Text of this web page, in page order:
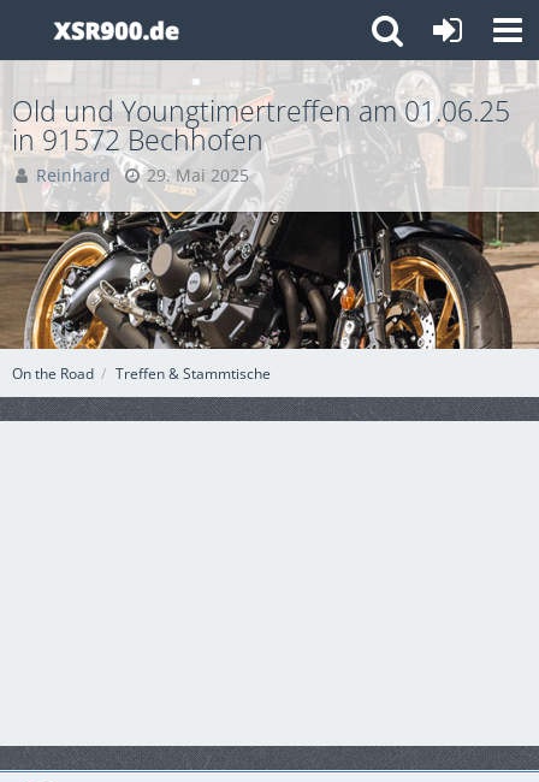
On the Road Treffen & Stammtische
Old und Youngtimertreffen am 01.06.25
in 91572 Bechhofen
Reinhard 29. Mai 2025